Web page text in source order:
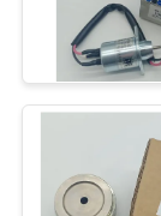
থার্মো